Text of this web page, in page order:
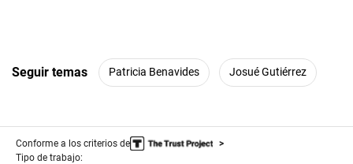
Seguir temas Patricia Benavides Josué Gutiérrez
Conforme a los criterios de
Tipo de trabajo: